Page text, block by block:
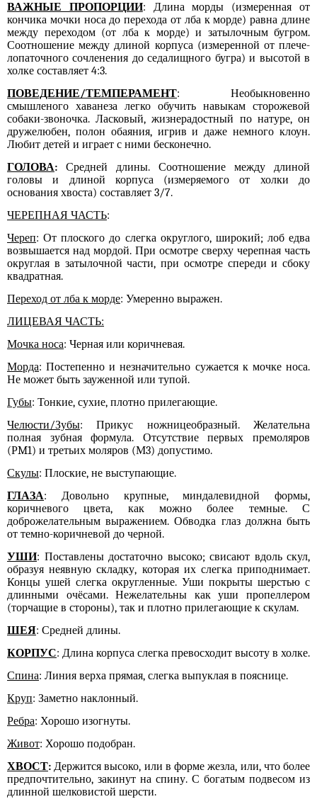
ВАЖНЫЕ ПРОПОРЦИИ: Длина морды (измеренная от
кончика мочки носа до перехода от лба к морде) равна длине
между переходом (от лба к морде) и затылочным бугром.
Соотношение между длиной корпуса (измеренной от плече-
лопаточного сочленения до седалищного бугра) и высотой в
холке составляет 4:3.
ПОВЕДЕНИЕ/ТЕМПЕРАМЕНТ: Необыкновенно
смышленого хаванеза легко обучить навыкам сторожевой
собаки-звоночка. Ласковый, жизнерадостный по натуре, он
дружелюбен, полон обаяния, игрив и даже немного клоун.
Любит детей и играет с ними бесконечно.
ГОЛОВА: Средней длины. Соотношение между длиной
головы и длиной корпуса (измеряемого от холки до
основания хвоста) составляет 3/7.
ЧЕРЕПНАЯ ЧАСТЬ:
Череп: От плоского до слегка округлого, широкий; лоб едва
возвышается над мордой. При осмотре сверху черепная часть
округлая в затылочной части, при осмотре спереди и сбоку
квадратная.
Переход от лба к морде: Умеренно выражен.
ЛИЦЕВАЯ ЧАСТЬ:
Мочка носа: Черная или коричневая.
Морда: Постепенно и незначительно сужается к мочке носа.
Не может быть зауженной или тупой.
Губы: Тонкие, сухие, плотно прилегающие.
Челюсти/Зубы: Прикус ножницеобразный. Желательна
полная зубная формула. Отсутствие первых премоляров
(РM1) и третьих моляров (М3) допустимо.
Скулы: Плоские, не выступающие.
ГЛАЗА: Довольно крупные, миндалевидной формы,
коричневого цвета, как можно более темные. С
доброжелательным выражением. Обводка глаз должна быть
от темно-коричневой до черной.
УШИ: Поставлены достаточно высоко; свисают вдоль скул,
образуя неявную складку, которая их слегка приподнимает.
Концы ушей слегка округленные. Уши покрыты шерстью с
длинными очёсами. Нежелательны как уши пропеллером
(торчащие в стороны), так и плотно прилегающие к скулам.
ШЕЯ: Средней длины.
КОРПУС: Длина корпуса слегка превосходит высоту в холке.
Спина: Линия верха прямая, слегка выпуклая в пояснице.
Круп: Заметно наклонный.
Ребра: Хорошо изогнуты.
Живот: Хорошо подобран.
ХВОСТ: Держится высоко, или в форме жезла, или, что более
предпочтительно, закинут на спину. С богатым подвесом из
длинной шелковистой шерсти.